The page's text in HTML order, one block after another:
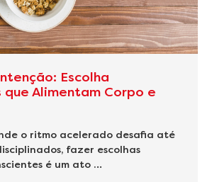
Escolha
Alimentam Corpo e
o ritmo acelerado desafia até
fazer escolhas
é um ato …